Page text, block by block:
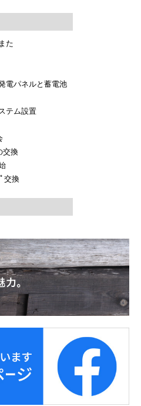
た
電パネルと蓄電池
テム設置
交換
交換